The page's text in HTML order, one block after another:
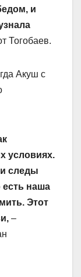
и
Тогобаев.
Акуш с
условиях.
следы
есть наша
Этот
–